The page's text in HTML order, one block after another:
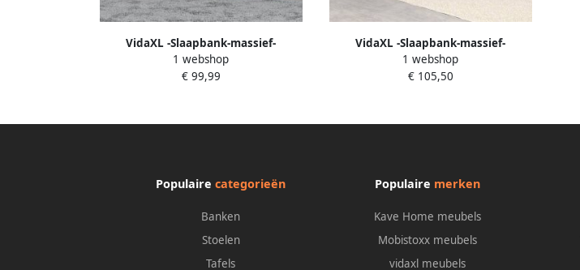
VidaXL -Slaapbank-massief-
grenenhout-grijs-90x190-cm
1 webshop
€ 99,99
VidaXL -Slaapbank-massief-
grenenhout-grijs-90x190-cm
1 webshop
€ 105,50
Populairecategorieën
Banken
Stoelen
Tafels
Populaire merken
Kave Home meubels
Mobistoxx meubels
vidaxl meubels